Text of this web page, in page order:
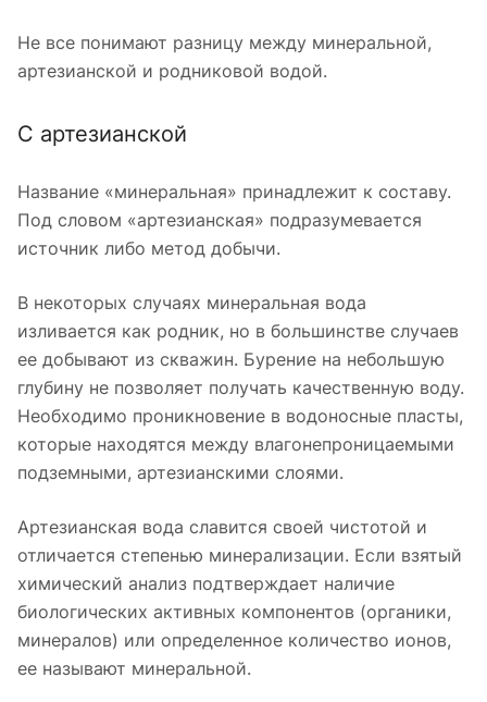
Не все понимают разницу между минеральной,
артезианской и родниковой водой.
С артезианской
Название «минеральная» принадлежит к составу.
Под словом «артезианская» подразумевается
источник либо метод добычи.
В некоторых случаях минеральная вода
изливается как родник, но в большинстве случаев
ее добывают из скважин. Бурение на небольшую
глубину не позволяет получать качественную воду.
Необходимо проникновение в водоносные пласты,
которые находятся между влагонепроницаемыми
подземными, артезианскими слоями.
Артезианская вода славится своей чистотой и
отличается степенью минерализации. Если взятый
химический анализ подтверждает наличие
биологических активных компонентов (органики,
минералов) или определенное количество ионов,
ее называют минеральной.